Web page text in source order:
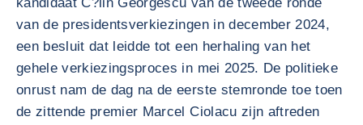
van de presidentsverkiezingen in december 2024,
een besluit dat leidde tot een herhaling van het
gehele verkiezingsproces in mei 2025. De politieke
onrust nam de dag na de eerste stemronde toe toen
de zittende premier Marcel Ciolacu zijn aftreden